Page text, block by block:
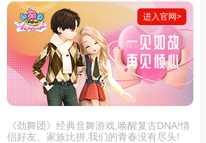
进入官网>
《劲舞团》经典音舞游戏,唤醒复古DNA!情
侣好友、家族比拼,我们的青春没有尽头!